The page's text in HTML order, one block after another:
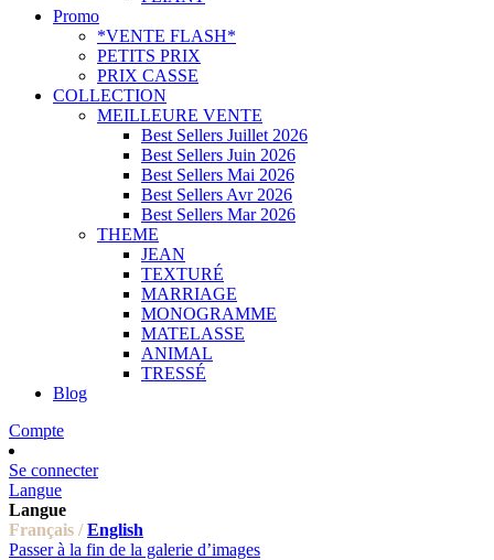
Promo
*VENTE FLASH*
PETITS PRIX
PRIX CASSE
COLLECTION
MEILLEURE VENTE
Best Sellers Juillet 2026
Best Sellers Juin 2026
Best Sellers Mai 2026
Best Sellers Avr 2026
Best Sellers Mar 2026
THEME
JEAN
TEXTURÉ
MARRIAGE
MONOGRAMME
MATELASSE
ANIMAL
TRESSÉ
Blog
Compte
Se connecter
Langue
Langue
Français / English
Passer à la fin de la galerie d’images